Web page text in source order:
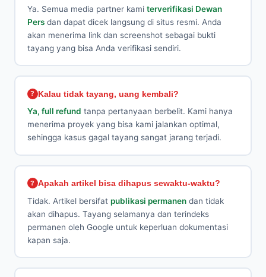
Ya. Semua media partner kami terverifikasi Dewan
Persdan dapat dicek langsung di situs resmi. Anda
akan menerima link dan screenshot sebagai bukti
tayang yang bisa Anda verifikasi sendiri.
Kalau tidak tayang, uang kembali?
Ya, full refund tanpa pertanyaan berbelit. Kami hanya
menerima proyek yang bisa kami jalankan optimal,
sehingga kasus gagal tayang sangat jarang terjadi.
Apakah artikel bisa dihapus sewaktu-waktu?
Tidak. Artikel bersifat publikasi permanendan tidak
akan dihapus. Tayang selamanya dan terindeks
permanen oleh Google untuk keperluan dokumentasi
kapan saja.